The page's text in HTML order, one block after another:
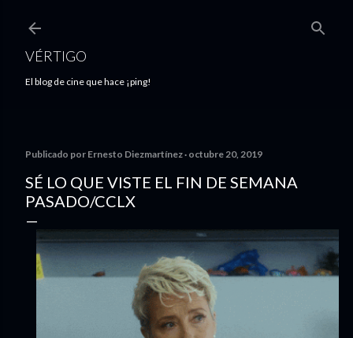
VÉRTIGO
El blog de cine que hace ¡ping!
Publicado por Ernesto Diezmartínez octubre 20, 2019
SÉ LO QUE VISTE EL FIN DE SEMANA
PASADO/CCLX